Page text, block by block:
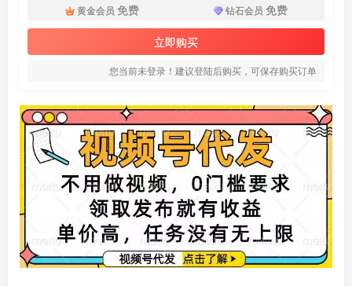
黄金会员 免费 钻石会员 免费
立即购买
您当前未登录！建议登陆后购买，可保存购买订单